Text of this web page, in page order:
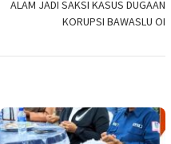
ALAM JADI SAKSI KASUS DUGAAN
KORUPSI BAWASLU OI